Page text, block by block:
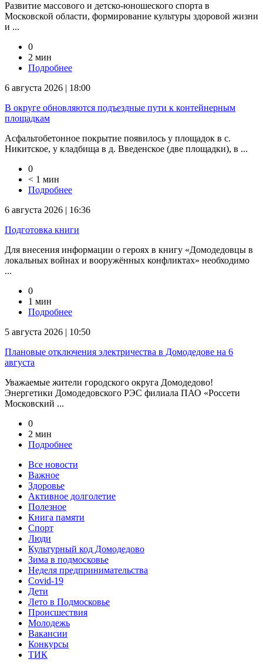
Развитие массового и детско-юношеского спорта в
Московской области, формирование культуры здоровой жизни
и ...
0
2 мин
Подробнее
6 августа 2026 | 18:00
В округе обновляются подъездные пути к контейнерным
площадкам
Асфальтобетонное покрытие появилось у площадок в с.
Никитское, у кладбища в д. Введенское (две площадки), в ...
0
< 1 мин
Подробнее
6 августа 2026 | 16:36
Подготовка книги
Для внесения информации о героях в книгу «Домодедовцы в
локальных войнах и вооружённых конфликтах» необходимо
...
0
1 мин
Подробнее
5 августа 2026 | 10:50
Плановые отключения электричества в Домодедове на 6
августа
Уважаемые жители городского округа Домодедово!
Энергетики Домодедовского РЭС филиала ПАО «Россети
Московский ...
0
2 мин
Подробнее
Все новости
Важное
Здоровье
Активное долголетие
Полезное
Книга памяти
Спорт
Люди
Культурный код Домодедово
Зима в подмосковье
Неделя предпринимательства
Covid-19
Дети
Лето в Подмосковье
Происшествия
Молодежь
Вакансии
Конкурсы
ТИК